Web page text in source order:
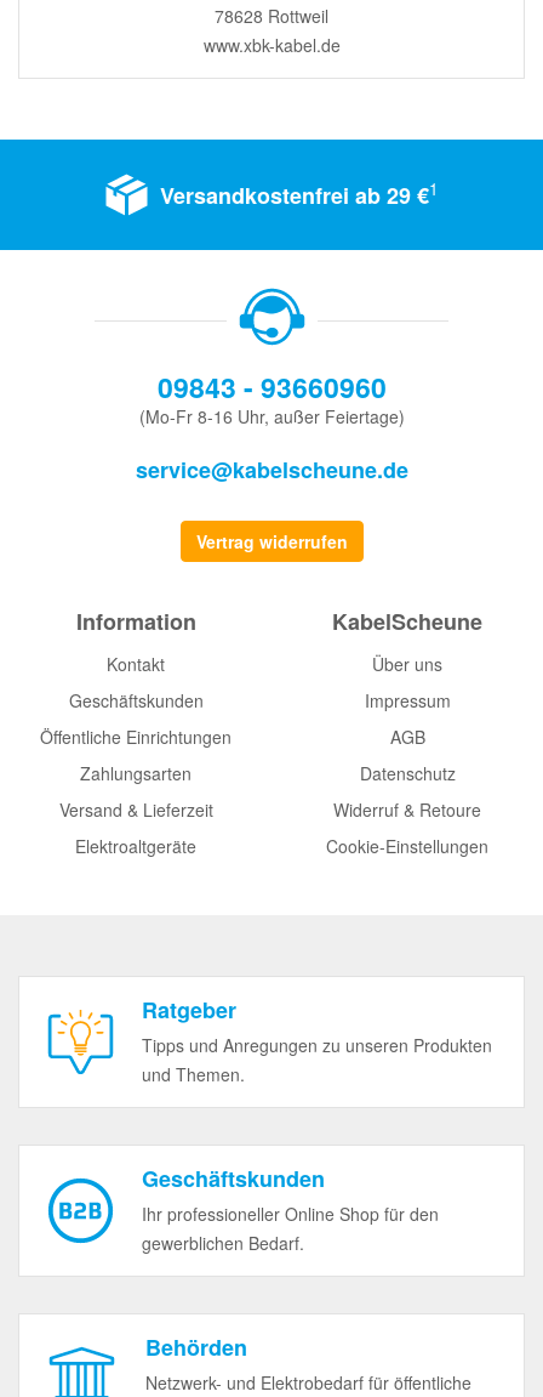
78628 Rottweil
www.xbk-kabel.de
Versandkostenfrei ab 29 €1
09843 - 93660960
(Mo-Fr 8-16 Uhr, außer Feiertage)
service@kabelscheune.de
Vertrag widerrufen
Information
Kontakt
Geschäftskunden
Öffentliche Einrichtungen
Zahlungsarten
Versand & Lieferzeit
Elektroaltgeräte
KabelScheune
Über uns
Impressum
AGB
Datenschutz
Widerruf & Retoure
Cookie-Einstellungen
Ratgeber
Tipps und Anregungen zu unseren Produkten
und Themen.
Geschäftskunden
Ihr professioneller Online Shop für den
gewerblichen Bedarf.
Behörden
Netzwerk- und Elektrobedarf für öffentliche